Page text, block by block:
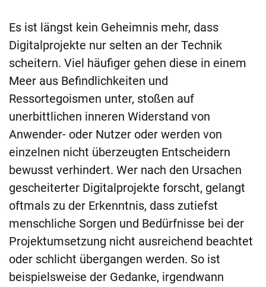
Es ist längst kein Geheimnis mehr, dass
Digitalprojekte nur selten an der Technik
scheitern. Viel häufiger gehen diese in einem
Meer aus Befindlichkeiten und
Ressortegoismen unter, stoßen auf
unerbittlichen inneren Widerstand von
Anwender- oder Nutzer oder werden von
einzelnen nicht überzeugten Entscheidern
bewusst verhindert. Wer nach den Ursachen
gescheiterter Digitalprojekte forscht, gelangt
oftmals zu der Erkenntnis, dass zutiefst
menschliche Sorgen und Bedürfnisse bei der
Projektumsetzung nicht ausreichend beachtet
oder schlicht übergangen werden. So ist
beispielsweise der Gedanke, irgendwann